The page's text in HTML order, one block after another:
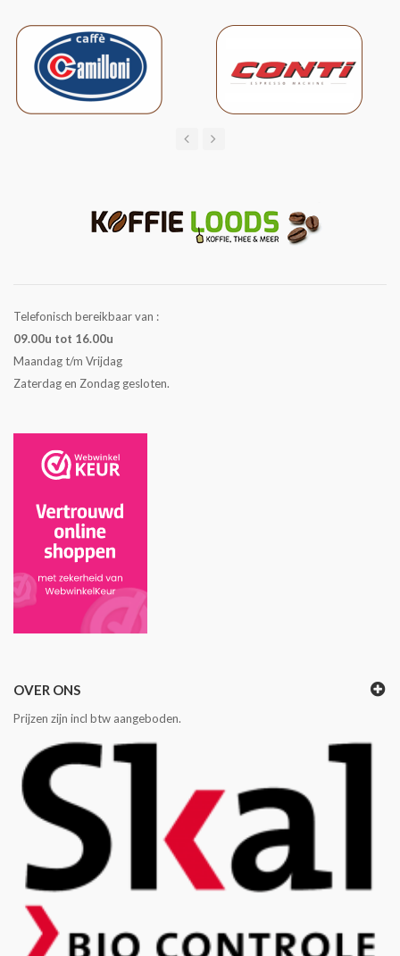
Telefonisch bereikbaar van :
09.00u tot 16.00u
Maandag t/m Vrijdag
Zaterdag en Zondag gesloten.
OVER ONS
Prijzen zijn incl btw aangeboden.